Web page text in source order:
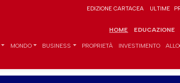
EDIZIONE CARTACEA ULTIME
HOME EDUCAZIONE
MONDO BUSINESS PROPRIETÀ INVESTIMENTO